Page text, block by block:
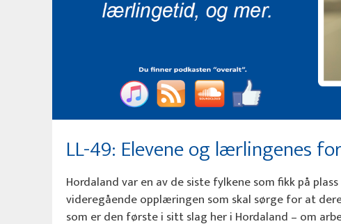
LL-49: Elevene og lærlingenes
Hordaland var en av de siste fylkene som fikk på
videregående opplæringen som skal sørge for at
som er den første i sitt slag her i Hordaland – om